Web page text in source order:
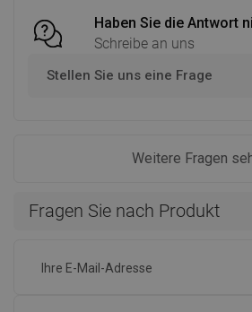
Haben Sie die Antwort
Schreibe an uns
Stellen Sie uns eine Frage
Weitere Fragen
Fragen Sie nach Produkt